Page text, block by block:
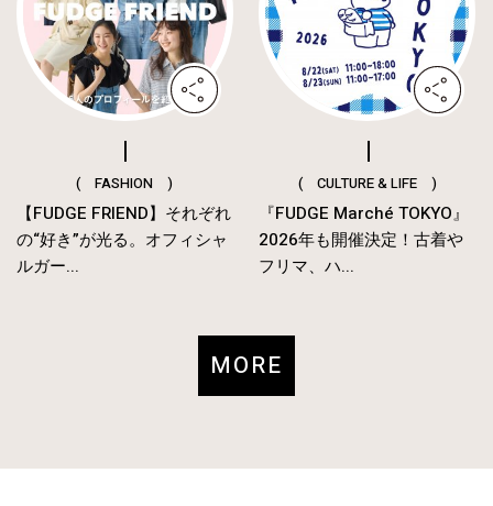
( FASHION )
【FUDGE FRIEND】それぞれ
の“好き”が光る。オフィシャ
ルガー...
( CULTURE & LIFE )
『FUDGE Marché TOKYO』
2026年も開催決定！古着や
フリマ、ハ...
MORE